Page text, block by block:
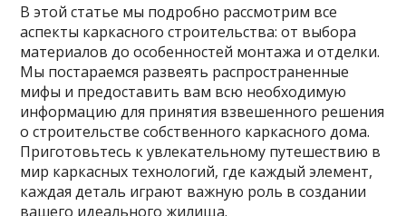
В этой статье мы подробно рассмотрим все
аспекты каркасного строительства: от выбора
материалов до особенностей монтажа и отделки.
Мы постараемся развеять распространенные
мифы и предоставить вам всю необходимую
информацию для принятия взвешенного решения
о строительстве собственного каркасного дома.
Приготовьтесь к увлекательному путешествию в
мир каркасных технологий, где каждый элемент,
каждая деталь играют важную роль в создании
вашего идеального жилища.